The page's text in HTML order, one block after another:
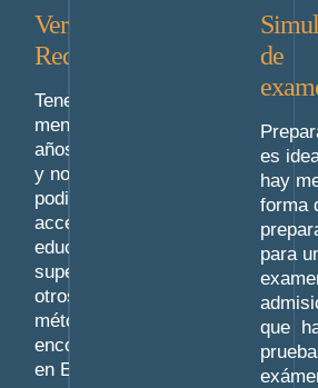
Verificar
Requisitos
Tener al
menos 25
años o más
y no haber
podido
acceder a
educación
superior por
otros
métodos
encontrarse
en España.
de
es
hay
forma
para
que